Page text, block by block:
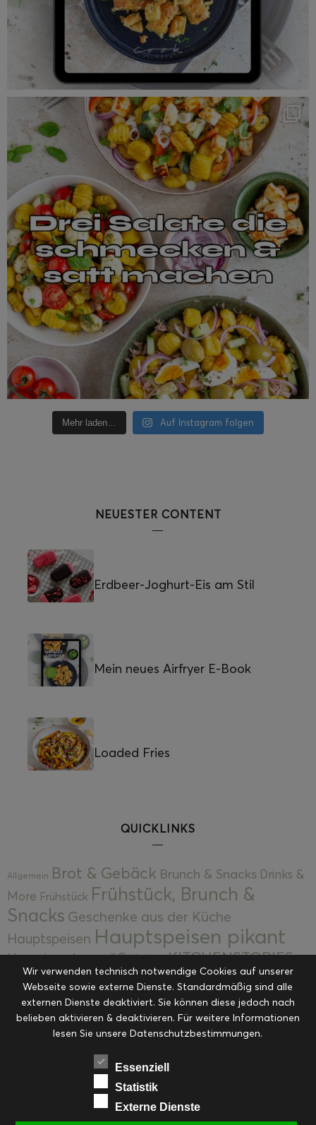
Mehr laden… Auf Instagram folgen
NEUESTER CONTENT
Erdbeer-Joghurt-Eis am Stil
Mein neues Airfryer E-Book
Loaded Fries
QUICKLINKS
Allgemein Brot & Gebäck Brunch & Snacks Drinks &
More Frühstück Frühstück, Brunch &
Snacks Geschenke aus der Küche
Hauptspeisen Hauptspeisen pikant
Hauptspeisen süßKekseKITCHENSTORIES
Kuchen, Torten & Desserts Kuchen und
Desserts Kulinarik Kulinarische Mitbringsel &
Eingemachtes Ohne Kategorie Ostern Resteküche
RezepteSaisonalSliderStartseite
Suppen, Salate & Vorspeisen
Vorspeisen, Salate & Suppen
Weihnachten Workshops & Events
Wir verwenden technisch notwendige Cookies auf unserer
Webseite sowie externe Dienste. Standardmäßig sind alle
externen Dienste deaktiviert. Sie können diese jedoch nach
belieben aktivieren & deaktivieren. Für weitere Informationen
lesen Sie unsere Datenschutzbestimmungen.
Essenziell
Statistik
Externe Dienste